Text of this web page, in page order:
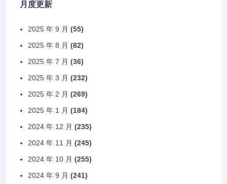
月度更新
2025 年 9 月 (55)
2025 年 8 月 (82)
2025 年 7 月 (36)
2025 年 3 月 (232)
2025 年 2 月 (269)
2025 年 1 月 (184)
2024 年 12 月 (235)
2024 年 11 月 (245)
2024 年 10 月 (255)
2024 年 9 月 (241)